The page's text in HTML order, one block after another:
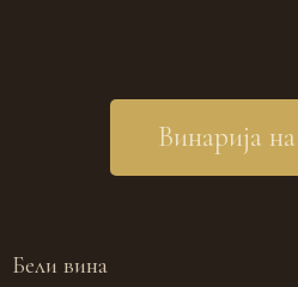
Винарија
Бели вина